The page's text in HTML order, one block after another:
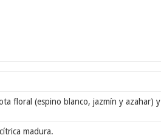
floral (espino blanco, jazmín y azahar) y
madura.